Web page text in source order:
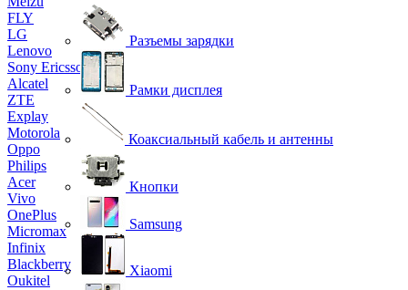
FLY
LG
Lenovo
Sony Ericsson
Alcatel
ZTE
Explay
Motorola
Oppo
Philips
Acer
Vivo
OnePlus
Micromax
Infinix
Blackberry
Oukitel
Разъемы зарядки
Рамки дисплея
Коаксиальный кабель и антенны
Кнопки
Samsung
Xiaomi